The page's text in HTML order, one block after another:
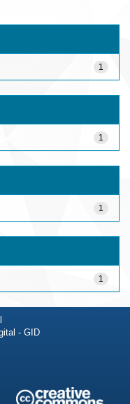
1
1
1
1
- GID